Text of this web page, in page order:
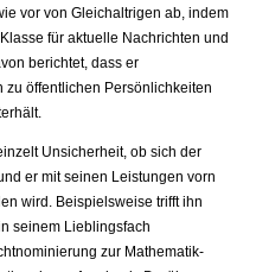
vor von Gleichaltrigen ab, indem
für aktuelle Nachrichten und
berichtet, dass er
öffentlichen Persönlichkeiten
Unsicherheit, ob sich der
er mit seinen Leistungen vorn
wird. Beispielsweise trifft ihn
seinem Lieblingsfach
zur Mathematik-